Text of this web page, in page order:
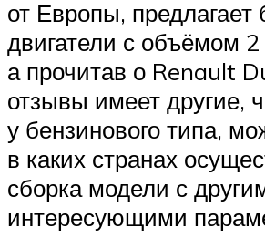
от Европы,
двигатели с объёмом 2
а прочитав о Renault
отзывы имеет другие,
у бензинового типа,
в каких странах
сборка модели с
интересующими